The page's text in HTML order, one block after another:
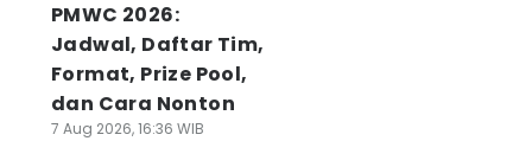
PMWC 2026:
Jadwal, Daftar Tim,
Format, Prize Pool,
dan Cara Nonton
7 Aug 2026, 16:36 WIB